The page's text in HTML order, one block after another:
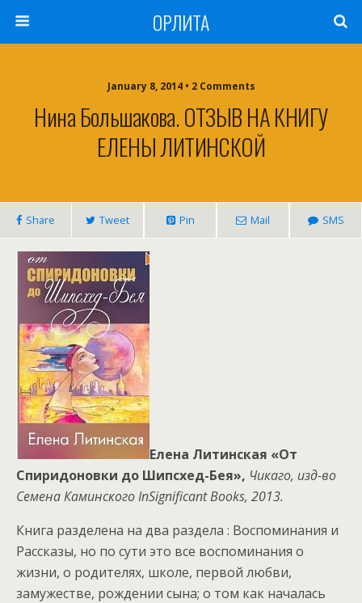
ОРЛИТА
January 8, 2014 • 2 Comments
Нина Большакова. ОТЗЫВ НА КНИГУ
ЕЛЕНЫ ЛИТИНСКОЙ
Share Tweet Pin Mail SMS
Елена Литинская «От
Спиридоновки до Шипсхед-Бея», Чикаго, изд-во
Семена Каминского InSignificantBooks, 2013.
Книга разделена на два раздела : Воспоминания и
Рассказы, но по сути это все воспоминания о
жизни, о родителях, школе, первой любви,
замужестве, рождении сына; о том как началась